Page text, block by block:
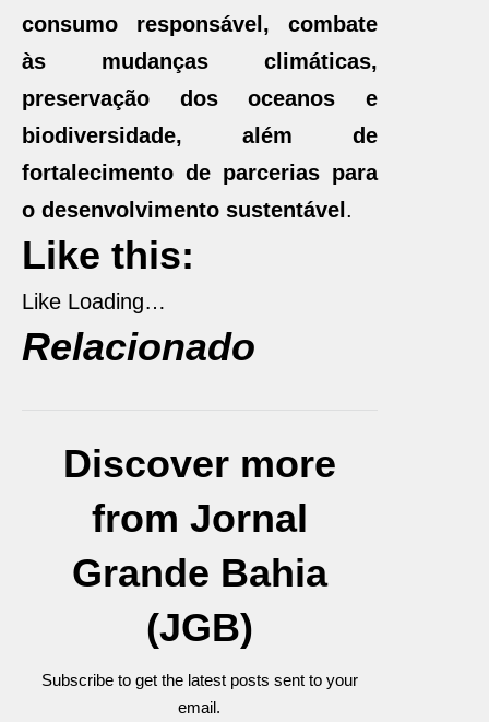
consumo responsável, combate
às mudanças climáticas,
preservação dos oceanos e
biodiversidade, além de
fortalecimento de parcerias para
o desenvolvimento sustentável .
Like this:
Like Loading…
Relacionado
Discover more
from Jornal
Grande Bahia
(JGB)
Subscribe to get the latest posts sent to your
email.